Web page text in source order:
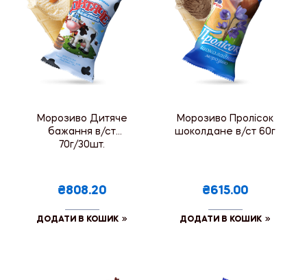
Морозиво Дитяче
бажання в/ст
70г/30шт.
₴808.20
ДОДАТИ В КОШИК
Морозиво Пролісок
шоколдане в/ст 60г
₴615.00
ДОДАТИ В КОШИК